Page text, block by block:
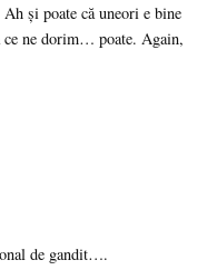
şi poate că uneori e bine
ce ne dorim… poate. Again,
de gandit….